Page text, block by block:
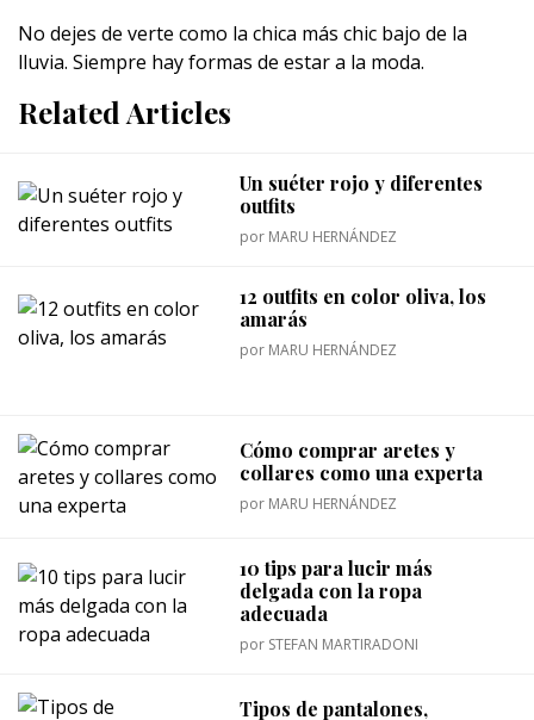
No dejes de verte como la chica más chic bajo de la
lluvia. Siempre hay formas de estar a la moda.
Related Articles
Un suéter rojo y diferentes
outfits
por MARU HERNÁNDEZ
12 outfits en color oliva, los
amarás
por MARU HERNÁNDEZ
Cómo comprar aretes y
collares como una experta
por MARU HERNÁNDEZ
10 tips para lucir más
delgada con la ropa
adecuada
por STEFAN MARTIRADONI
Tipos de pantalones,